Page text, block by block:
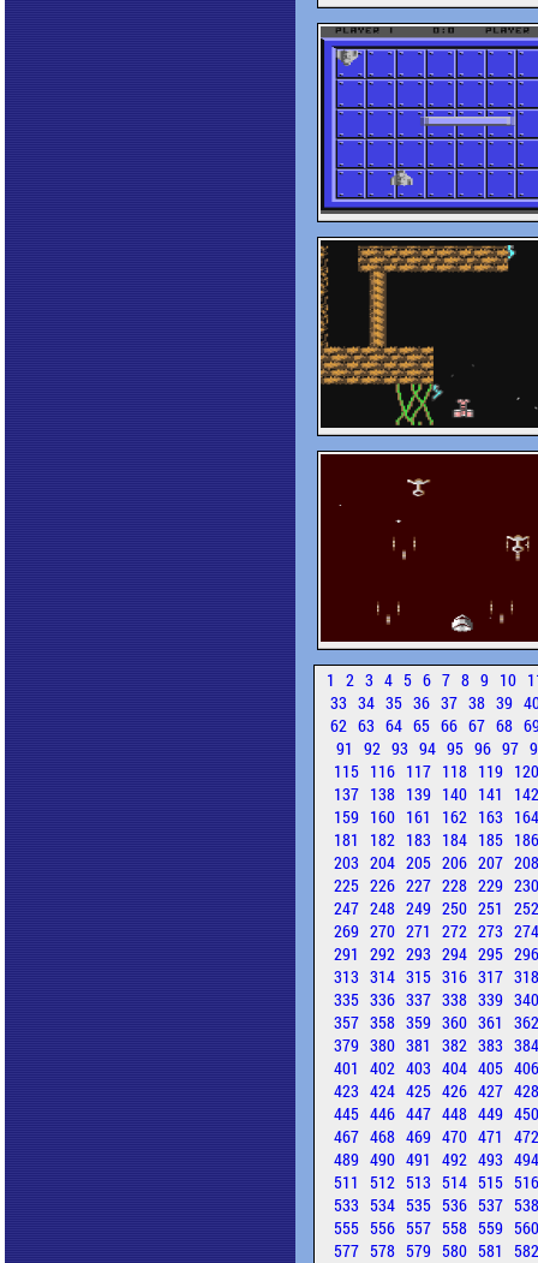
1 2 3 4 5 6 7 8 9 10
33 34 35 36 37 38 39
62 63 64 65 66 67 68
91 92 93 94 95 96 97
115 116 117 118 119
137 138 139 140 141
159 160 161 162 163
181
182 183 184 185
203 204 205 206 207
225 226 227 228 229
247 248 249 250 251
269 270 271 272 273
291 292 293 294 295
313 314 315 316 317
335 336 337 338 339
357 358 359 360 361
379 380 381 382 383
401 402 403 404 405
423 424 425 426 427
445 446 447 448 449
467 468 469 470 471
489 490 491 492 493
511 512 513 514 515
533 534 535 536 537
555 556 557 558 559
577 578 579 580 581